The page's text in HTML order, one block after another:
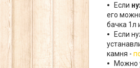
Если
его
бачка 1л
Если
камня -
Можно